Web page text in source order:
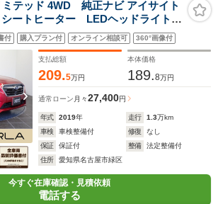
テッド 4WD 純正ナビ アイサイト
ートヒーター LEDヘッドライト
リングヒーター 純正AW バックカメ
ETC
付 購入プラン付 オンライン相談可 360°画像付
支払総額
209.5万円
本体価格
189.8万円
通常ローン 月々27,400円
年式 2019年 走行 1.3万km
車検
車検整備付 修復
なし
保証
保証付 整備
法定整備付
住所
愛知県名古屋市緑区
今すぐ在庫確認・見積依頼
電話する